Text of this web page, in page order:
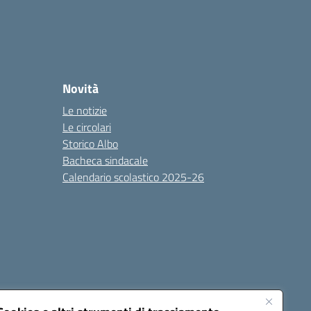
Novità
Le notizie
Le circolari
Storico Albo
Bacheca sindacale
Calendario scolastico 2025-26